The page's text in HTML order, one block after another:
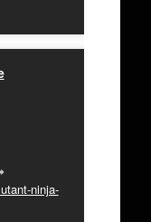
ninja-